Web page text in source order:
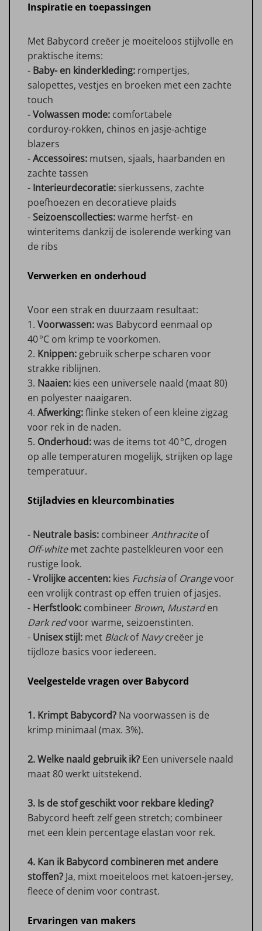
Inspiratie en toepassingen
Met Babycord creëer je moeiteloos stijlvolle en
praktische items:
- Baby- en kinderkleding: rompertjes,
salopettes, vestjes en broeken met een zachte
touch
-Volwassen mode: comfortabele
corduroy‑rokken, chinos en jasje‑achtige
blazers
-Accessoires: mutsen, sjaals, haarbanden en
zachte tassen
- Interieurdecoratie: sierkussens, zachte
poefhoezen en decoratieve plaids
-Seizoenscollecties:warme herfst‑ en
winteritems dankzij de isolerende werking van
de ribs
Verwerken en onderhoud
Voor een strak en duurzaam resultaat:
1. Voorwassen:was Babycord eenmaal op
40 °C om krimp te voorkomen.
2. Knippen: gebruik scherpe scharen voor
strakke riblijnen.
3. Naaien: kies een universele naald (maat 80)
en polyester naaigaren.
4. Afwerking:flinke steken of een kleine zigzag
voor rek in de naden.
5. Onderhoud:was de items tot 40 °C, drogen
op alle temperaturen mogelijk, strijken op lage
temperatuur.
Stijladvies en kleurcombinaties
- Neutrale basis: combineerAnthraciteof
Off‑whitemet zachte pastelkleuren voor een
rustige look.
-Vrolijke accenten: kies Fuchsia of Orangevoor
een vrolijk contrast op effen truien of jasjes.
- Herfstlook: combineer Brown, Mustarden
Dark redvoor warme, seizoenstinten.
- Unisex stijl: met BlackofNavycreëer je
tijdloze basics voor iedereen.
Veelgestelde vragen over Babycord
1. Krimpt Babycord? Na voorwassen is de
krimp minimaal (max. 3%).
2. Welke naald gebruik ik? Een universele naald
maat 80 werkt uitstekend.
3. Is de stof geschikt voor rekbare kleding?
Babycord heeft zelf geen stretch; combineer
met een klein percentage elastan voor rek.
4. Kan ik Babycord combineren met andere
stoffen? Ja, mixt moeiteloos met katoen‑jersey,
fleece of denim voor contrast.
Ervaringen van makers